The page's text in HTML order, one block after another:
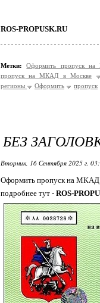
ROS-PROPUSK.RU
Метки:
Оформить пропуск
пропуск на МКАД в Москве
регионы
Оформить пропуск
БЕЗ
Вторник, 16 Сентября 2025 г.
Оформить пропуск на МКАД
подробнее тут - ROS-